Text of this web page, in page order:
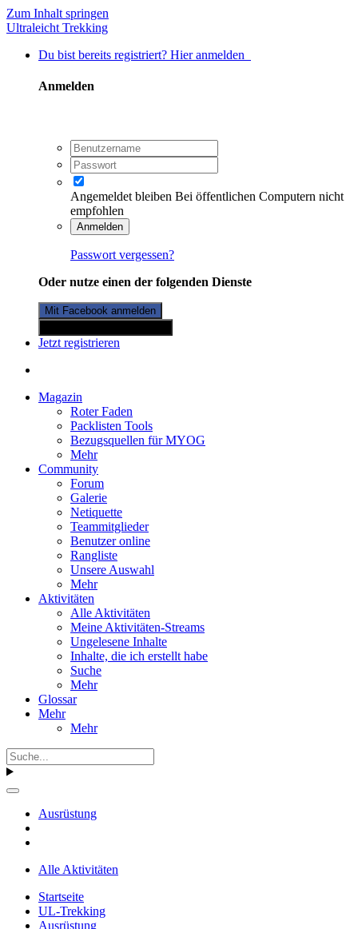
Zum Inhalt springen
Ultraleicht Trekking
Du bist bereits registriert? Hier anmelden
Anmelden
Angemeldet bleiben Bei öffentlichen Computern nicht
empfohlen
Anmelden
Passwort vergessen?
Oder nutze einen der folgenden Dienste
Mit Facebook anmelden
Jetzt registrieren
Magazin
Roter Faden
Packlisten Tools
Bezugsquellen für MYOG
Mehr
Community
Forum
Galerie
Netiquette
Teammitglieder
Benutzer online
Rangliste
Unsere Auswahl
Mehr
Aktivitäten
Alle Aktivitäten
Meine Aktivitäten-Streams
Ungelesene Inhalte
Inhalte, die ich erstellt habe
Suche
Mehr
Glossar
Mehr
Mehr
Ausrüstung
Alle Aktivitäten
Startseite
UL-Trekking
Ausrüstung